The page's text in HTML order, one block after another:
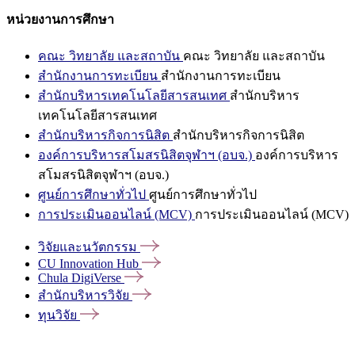
หน่วยงานการศึกษา
คณะ วิทยาลัย และสถาบัน คณะ วิทยาลัย และสถาบัน
สำนักงานการทะเบียน สำนักงานการทะเบียน
สำนักบริหารเทคโนโลยีสารสนเทศ สำนักบริหาร
เทคโนโลยีสารสนเทศ
สำนักบริหารกิจการนิสิต สำนักบริหารกิจการนิสิต
องค์การบริหารสโมสรนิสิตจุฬาฯ (อบจ.) องค์การบริหาร
สโมสรนิสิตจุฬาฯ (อบจ.)
ศูนย์การศึกษาทั่วไป ศูนย์การศึกษาทั่วไป
การประเมินออนไลน์ (MCV) การประเมินออนไลน์ (MCV)
วิจัยและนวัตกรรม
CU Innovation Hub
Chula DigiVerse
สำนักบริหารวิจัย
ทุนวิจัย